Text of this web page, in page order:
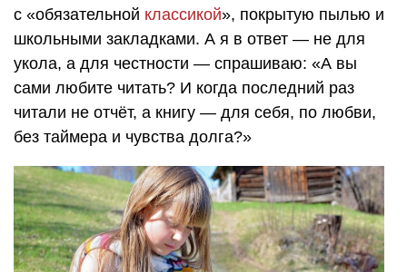
с «обязательной классикой», покрытую пылью и
школьными закладками. А я в ответ — не для
укола, а для честности — спрашиваю: «А вы
сами любите читать? И когда последний раз
читали не отчёт, а книгу — для себя, по любви,
без таймера и чувства долга?»